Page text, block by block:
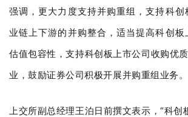
强调，更大力度支持并购重组，支持科创
业链上下游的并购整合，适当提高科创板
估值包容性，支持科创板上市公司收购优
业，鼓励证券公司积极开展并购重组业务。
上交所副总经理王泊日前撰文表示，“科创